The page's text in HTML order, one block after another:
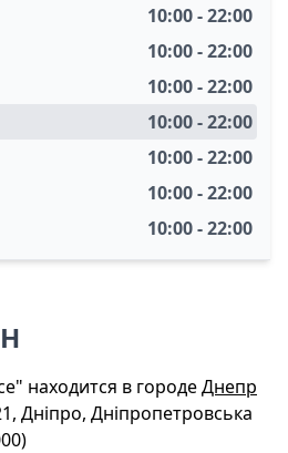
10:00 - 22:00
10:00 - 22:00
10:00 - 22:00
10:00 - 22:00
10:00 - 22:00
10:00 - 22:00
10:00 - 22:00
находится в городеДнепр
Дніпро, Дніпропетровська